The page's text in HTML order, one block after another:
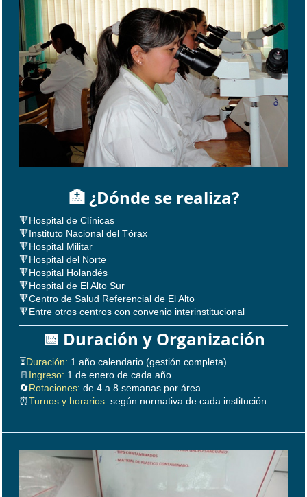
🏥 ¿Dónde se realiza?
🔻Hospital de Clínicas
🔻Instituto Nacional del Tórax
🔻Hospital Militar
🔻Hospital del Norte
🔻Hospital Holandés
🔻Hospital de El Alto Sur
🔻Centro de Salud Referencial de El Alto
🔻Entre otros centros con convenio interinstitucional
📅 Duración y Organización
⏳Duración: 1 año calendario (gestión completa)
🚪 Ingreso: 1 de enero de cada año
🔄Rotaciones: de 4 a 8 semanas por área
⏰Turnos y horarios: según normativa de cada institución